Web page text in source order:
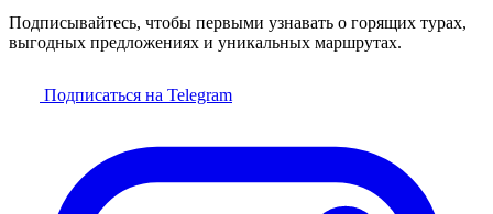
Подписывайтесь, чтобы первыми узнавать о горящих турах,
выгодных предложениях и уникальных маршрутах.
Подписаться на Telegram